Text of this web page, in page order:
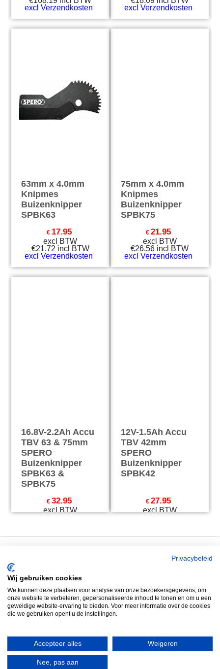
excl Verzendkosten
excl Verzendkosten
63mm x 4.0mm
Knipmes
Buizenknipper
SPBK63
€ 17.95
excl BTW
€21.72 incl BTW
excl Verzendkosten
75mm x 4.0mm
Knipmes
Buizenknipper
SPBK75
€ 21.95
excl BTW
€26.56 incl BTW
excl Verzendkosten
16.8V-2.2Ah Accu
TBV 63 & 75mm
SPERO
Buizenknipper
SPBK63 &
SPBK75
€ 32.95
excl BTW
12V-1.5Ah Accu
TBV 42mm
SPERO
Buizenknipper
SPBK42
€ 27.95
excl BTW
Zuidersluisweg 36 &
38
8243 RC Lelystad
Nederland
Informatie
Tel: +31 320 793011
8041
Email: info@spero.nl
Contact
Voorwaarden
Retouneren
Privacybeleid
Wij gebruiken cookies
We kunnen deze plaatsen voor analyse van onze bezoekersgegevens, om
onze website te verbeteren, gepersonaliseerde inhoud te tonen en om u een
geweldige website-ervaring te bieden. Voor meer informatie over de cookies
die we gebruiken opent u de instellingen.
Accepteer alles Weigeren
Nee, pas aan